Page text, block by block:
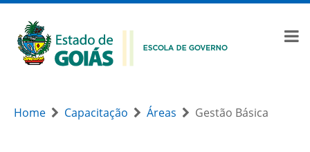
Home Capacitação Áreas Gestão Básica